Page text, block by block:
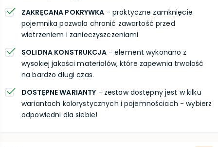
ZAKRĘCANA POKRYWKA - praktyczne zamknięcie
pojemnika pozwala chronić zawartość przed
wietrzeniem i zanieczyszczeniami
SOLIDNA KONSTRUKCJA- element wykonano z
wysokiej jakości materiałów, które zapewnia trwałość
na bardzo długi czas.
DOSTĘPNE WARIANTY - zestaw dostępny jest w kilku
wariantach kolorystycznych i pojemnościach - wybierz
odpowiedni dla siebie!